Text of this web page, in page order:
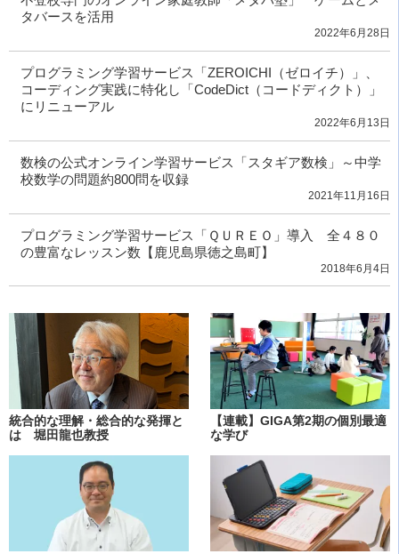
タバースを活用
2022年6月28日
プログラミング学習サービス「ZEROICHI（ゼロイチ）」、
コーディング実践に特化し「CodeDict（コードディクト）」
にリニューアル
2022年6月13日
数検の公式オンライン学習サービス「スタギア数検」～中学
校数学の問題約800問を収録
2021年11月16日
プログラミング学習サービス「ＱＵＲＥＯ」導入 全４８０
の豊富なレッスン数【鹿児島県徳之島町】
2018年6月4日
統合的な理解・総合的な発揮と
は 堀田龍也教授
【連載】GIGA第2期の個別最適
な学び